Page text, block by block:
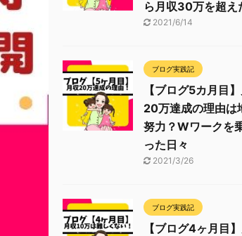
ら月収30万を超え
2021/6/14
ブログ実践記
【ブログ5カ月目
20万達成の理由は
努力？Wワークを
った日々
2021/3/26
ブログ実践記
【ブログ4ヶ月目